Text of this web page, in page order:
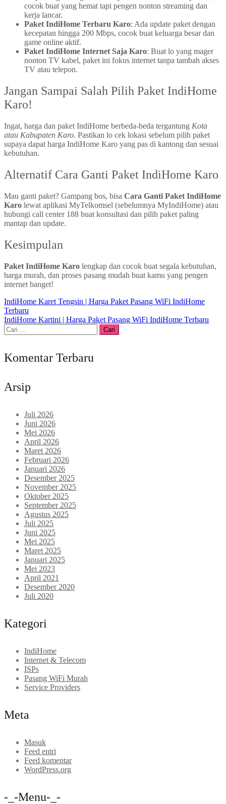
cocok buat yang hemat tapi pengen nonton streaming dan
kerja lancar.
Paket IndiHome Terbaru Karo: Ada update paket dengan
kecepatan hingga 200 Mbps, cocok buat keluarga besar dan
game online aktif.
Paket IndiHome Internet Saja Karo: Buat lo yang mager
nonton TV kabel, paket ini fokus internet tanpa tambah akses
TV atau telepon.
Jangan Sampai Salah Pilih Paket IndiHome
Karo!
Ingat, harga dan paket IndiHome berbeda-beda tergantung Kota
atau Kabupaten Karo. Pastikan lo cek lokasi sebelum pilih paket
supaya dapat harga IndiHome Karo yang pas di kantong dan sesuai
kebutuhan.
Alternatif Cara Ganti Paket IndiHome Karo
Mau ganti paket? Gampang bos, bisa Cara Ganti Paket IndiHome
Karo lewat aplikasi MyTelkomsel (sebelumnya MyIndiHome) atau
hubungi call center 188 buat konsultasi dan pilih paket paling
mantap dan update.
Kesimpulan
Paket IndiHome Karo lengkap dan cocok buat segala kebutuhan,
harga murah, dan proses pasang mudah buat kamu yang pengen
internet banget!
Navigasi
pos
IndiHome Karet Tengsin | Harga Paket Pasang WiFi IndiHome
Terbaru
IndiHome Kartini | Harga Paket Pasang WiFi IndiHome Terbaru
Cari
untuk:
Komentar Terbaru
Arsip
Juli 2026
Juni 2026
Mei 2026
April 2026
Maret 2026
Februari 2026
Januari 2026
Desember 2025
November 2025
Oktober 2025
September 2025
Agustus 2025
Juli 2025
Juni 2025
Mei 2025
Maret 2025
Januari 2025
Mei 2023
April 2021
Desember 2020
Juli 2020
Kategori
IndiHome
Internet & Telecom
ISPs
Pasang WiFi Murah
Service Providers
Meta
Masuk
Feed entri
Feed komentar
WordPress.org
-_-Menu-_-